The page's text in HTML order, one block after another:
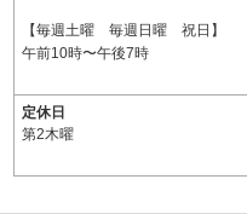
【毎週土曜 毎週日曜 祝日】
午前10時〜午後7時
定休日
第2木曜